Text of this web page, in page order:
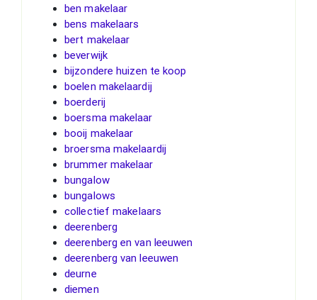
ben makelaar
bens makelaars
bert makelaar
beverwijk
bijzondere huizen te koop
boelen makelaardij
boerderij
boersma makelaar
booij makelaar
broersma makelaardij
brummer makelaar
bungalow
bungalows
collectief makelaars
deerenberg
deerenberg en van leeuwen
deerenberg van leeuwen
deurne
diemen